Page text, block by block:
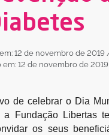
12 de novembro de 2019
em: 12 de novembro de 2019
de celebrar o Dia
a Fundação Libertas
os seus